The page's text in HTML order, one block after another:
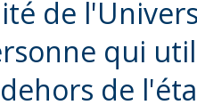
de
qui
de